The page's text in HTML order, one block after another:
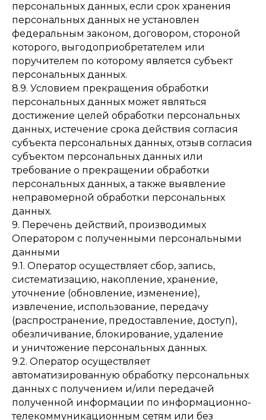
персональных данных, если срок хранения
персональных данных не установлен
федеральным законом, договором, стороной
которого, выгодоприобретателем или
поручителем по которому является субъект
персональных данных.
8.9. Условием прекращения обработки
персональных данных может являться
достижение целей обработки персональных
данных, истечение срока действия согласия
субъекта персональных данных, отзыв согласия
субъектом персональных данных или
требование о прекращении обработки
персональных данных, а также выявление
неправомерной обработки персональных
данных.
9. Перечень действий, производимых
Оператором с полученными персональными
данными
9.1. Оператор осуществляет сбор, запись,
систематизацию, накопление, хранение,
уточнение (обновление, изменение),
извлечение, использование, передачу
(распространение, предоставление, доступ),
обезличивание, блокирование, удаление
и уничтожение персональных данных.
9.2. Оператор осуществляет
автоматизированную обработку персональных
данных с получением и/или передачей
полученной информации по информационно-
телекоммуникационным сетям или без